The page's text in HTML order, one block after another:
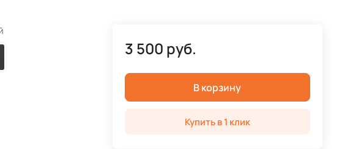
3 500 руб.
В корзину
Купить в 1 клик